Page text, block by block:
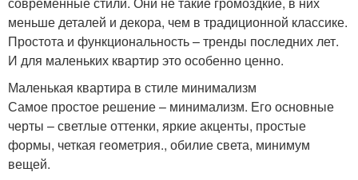
меньше деталей и декора, чем в традиционной классике.
Простота и функциональность – тренды последних лет.
И для маленьких квартир это особенно ценно.
Маленькая квартира в стиле минимализм
Самое простое решение – минимализм. Его основные
черты – светлые оттенки, яркие акценты, простые
формы, четкая геометрия., обилие света, минимум
вещей.